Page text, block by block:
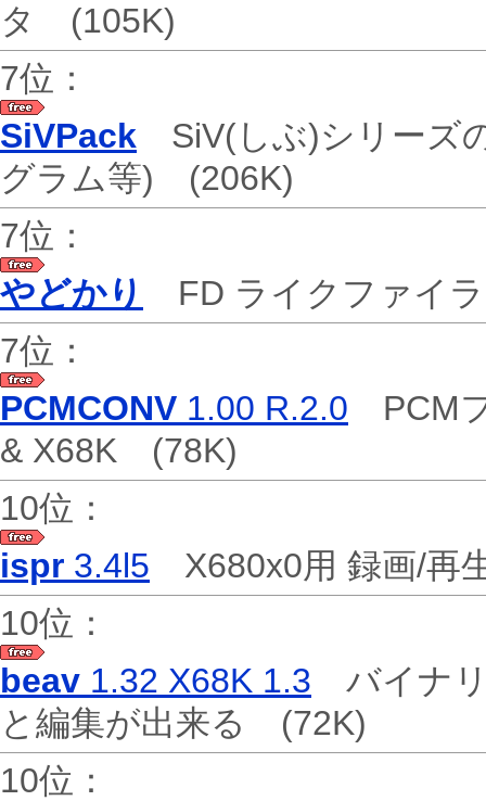
タ (105K)
7位：
SiVPack SiV(しぶ)シリーズ
グラム等) (206K)
7位：
やどかり
FD ライクファイ
7位：
PCMCONV 1.00 R.2.0 PCM
& X68K (78K)
10位：
ispr 3.4l5 X680x0用 録画/
10位：
beav 1.32 X68K 1.3 バイナ
と編集が出来る (72K)
10位：